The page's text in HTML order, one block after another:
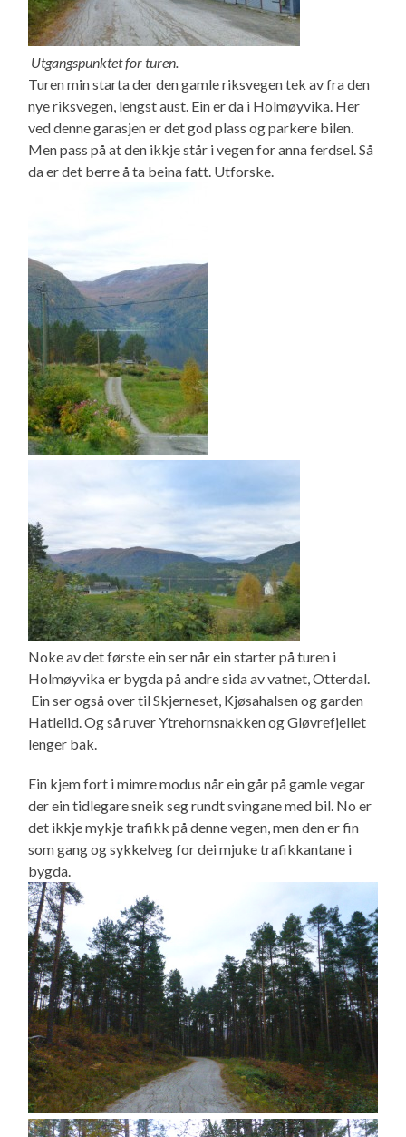
Utgangspunktet for turen.
Turen min starta der den gamle riksvegen tek av fra den
nye riksvegen, lengst aust. Ein er da i Holmøyvika. Her
ved denne garasjen er det god plass og parkere bilen.
Men pass på at den ikkje står i vegen for anna ferdsel. Så
da er det berre å ta beina fatt. Utforske.
Noke av det første ein ser når ein starter på turen i
Holmøyvika er bygda på andre sida av vatnet, Otterdal.
Ein ser også over til Skjerneset, Kjøsahalsen og garden
Hatlelid. Og så ruver Ytrehornsnakken og Gløvrefjellet
lenger bak.
Ein kjem fort i mimre modus når ein går på gamle vegar
der ein tidlegare sneik seg rundt svingane med bil. No er
det ikkje mykje trafikk på denne vegen, men den er fin
som gang og sykkelveg for dei mjuke trafikkantane i
bygda.